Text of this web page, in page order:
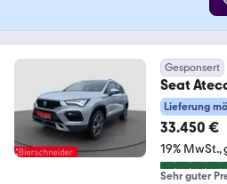
Gesponsert
Seat
Edition
Lieferung
33.450 €
19% MwSt.
Sehr guter